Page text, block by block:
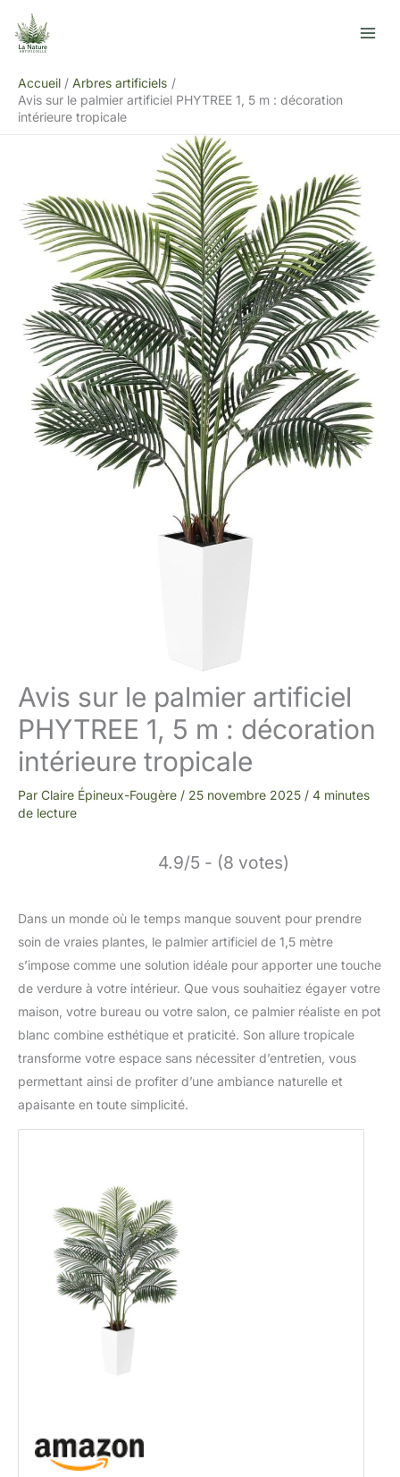
contenu
Accueil
Arbres artificiels
Avis sur le palmier artificiel PHYTREE 1, 5 m : décoration
intérieure tropicale
Avis sur le palmier artificiel
PHYTREE 1, 5 m : décoration
intérieure tropicale
Par Claire Épineux-Fougère / 25 novembre 2025 / 4 minutes
de lecture
4.9/5 - (8 votes)
Dans un monde où le temps manque souvent pour prendre
soin de vraies plantes, le palmier artificiel de 1,5 mètre
s’impose comme une solution idéale pour apporter une touche
de verdure à votre intérieur. Que vous souhaitiez égayer votre
maison, votre bureau ou votre salon, ce palmier réaliste en pot
blanc combine esthétique et praticité. Son allure tropicale
transforme votre espace sans nécessiter d’entretien, vous
permettant ainsi de profiter d’une ambiance naturelle et
apaisante en toute simplicité.
e
h
e
e